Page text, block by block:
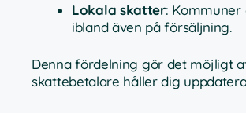
Lokala skatter: Kommuner
ibland även på försäljning.
Denna fördelning gör det möjligt
skattebetalare håller dig